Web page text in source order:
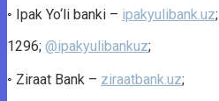
◦ Ipak Yo‘li banki – ipakyulibank.uz;
1296; @ipakyulibankuz;
◦ Ziraat Bank – ziraatbank.uz;